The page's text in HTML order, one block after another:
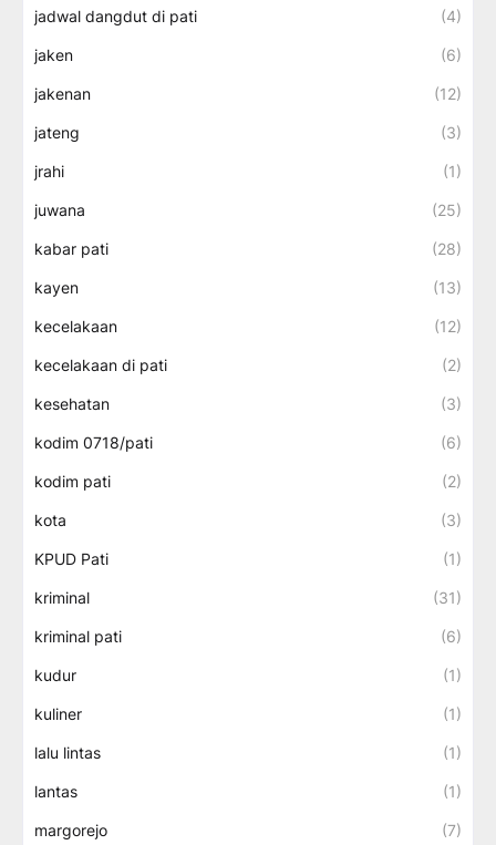
jadwal dangdut di pati (4)
jaken (6)
jakenan (12)
jateng (3)
jrahi (1)
juwana (25)
kabar pati (28)
kayen (13)
kecelakaan (12)
kecelakaan di pati (2)
kesehatan (3)
kodim 0718/pati (6)
kodim pati (2)
kota (3)
KPUD Pati (1)
kriminal (31)
kriminal pati (6)
kudur (1)
kuliner (1)
lalu lintas (1)
lantas (1)
margorejo (7)